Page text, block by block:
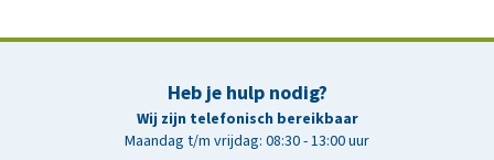
Heb je hulp nodig?
Wij zijn telefonisch bereikbaar
Maandag t/m vrijdag: 08:30 - 13:00 uur